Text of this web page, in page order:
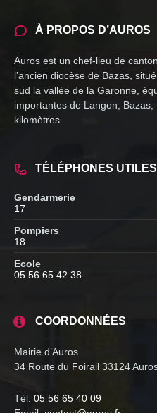
À PROPOS D’AUROS
Auros est un chef-lieu de
l’ancien diocèse de Bazas,
sud la vallée de la Garonne,
importantes de Langon, Bazas,
kilomètres.
TÉLÉPHONES UTILES
Gendarmerie
17
Pompiers
18
Ecole
05 56 65 42 38
COORDONNÉES
Mairie d’Auros
34 Route du Foirail 33124
Tél: 05 56 65 40 09